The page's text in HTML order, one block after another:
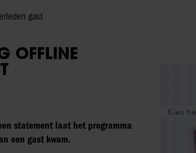
gast
OFFLINE
statement laat het programma
een gast kwam.